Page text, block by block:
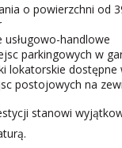
o powierzchni od
usługowo-handlowe
parkingowych w
lokatorskie
postojowych na
stanowi